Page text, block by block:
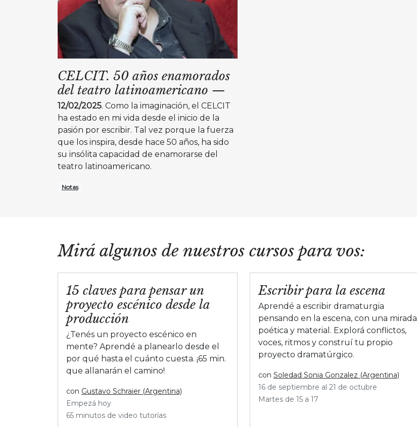
CELCIT. 50 años enamorados
del teatro latinoamericano —
12/02/2025. Como la imaginación, el CELCIT
ha estado en mi vida desde el inicio de la
pasión por escribir. Tal vez porque la fuerza
que los inspira, desde hace 50 años, ha sido
su insólita capacidad de enamorarse del
teatro latinoamericano.
Notas
Mirá algunos de nuestros cursos para vos:
15 claves para pensar un
proyecto escénico desde la
producción
¿Tenés un proyecto escénico en
mente? Aprendé a planearlo desde el
por qué hasta el cuánto cuesta. ¡65 min.
que allanarán el camino!
con Gustavo Schraier (Argentina)
Empezá hoy
65 minutos de video tutorías
Escribir para la escena
Aprendé a escribir dramaturgia
pensando en la escena, con una mirada
poética y material. Explorá conflictos,
voces, ritmos y construí tu propio
proyecto dramatúrgico.
con Soledad Sonia Gonzalez (Argentina)
16 de septiembre al 21 de octubre
Martes de 15 a 17